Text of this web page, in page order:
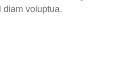
diam voluptua.